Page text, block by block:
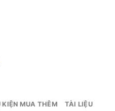
KIỆN MUA THÊM TÀI LIỆU